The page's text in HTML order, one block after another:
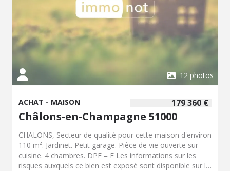
12 photos
179 360 €
ACHAT - MAISON
Châlons-en-Champagne 51000
CHALONS, Secteur de qualité pour cette maison d'environ
110 m². Jardinet. Petit garage. Pièce de vie ouverte sur
cuisine. 4 chambres. DPE = F Les informations sur les
risques auxquels ce bien est exposé sont disponible sur le